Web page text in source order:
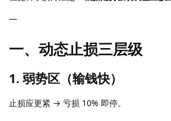
—
一、动态止损三层级
1. 弱势区（输钱快）
止损应更紧 → 亏损 10% 即停。